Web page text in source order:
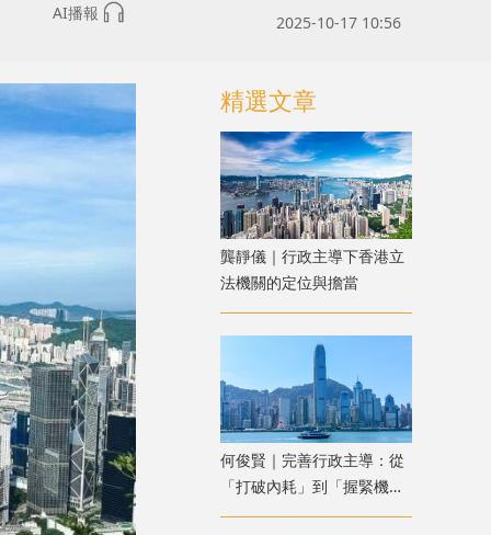
AI播報
2025-10-17 10:56
精選文章
龔靜儀｜行政主導下香港立
法機關的定位與擔當
何俊賢｜完善行政主導：從
「打破內耗」到「握緊機
遇」